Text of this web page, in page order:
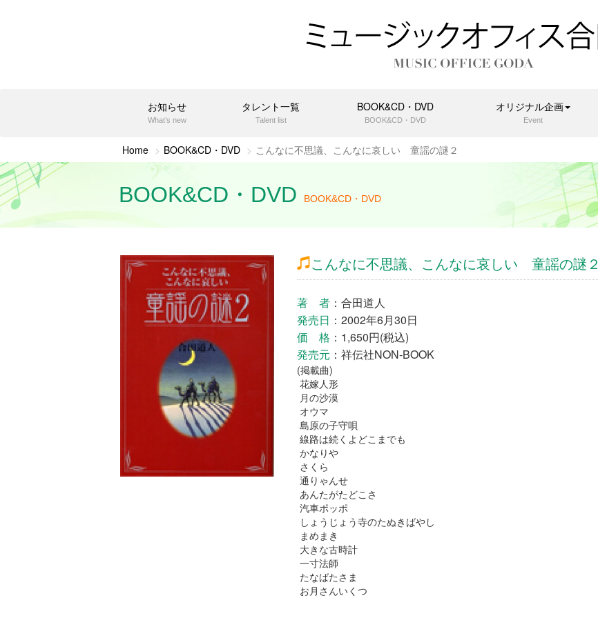
お知らせ
What’s new
タレント一覧
Talent list
BOOK&CD・DVD
BOOK&CD・DVD
オリジナル企画
Event
Home BOOK&CD・DVD こんなに不思議、こんなに哀しい 童謡の謎２
BOOK&CD・DVD BOOK&CD・DVD
こんなに不思議、こんなに哀しい 童謡の謎２
著 者：合田道人
発売日 ：2002年6月30日
価 格 ：1,650円(税込)
発売元 ：祥伝社NON-BOOK
(掲載曲)
花嫁人形
月の沙漠
オウマ
島原の子守唄
線路は続くよどこまでも
かなりや
さくら
通りゃんせ
あんたがたどこさ
汽車ポッポ
しょうじょう寺のたぬきばやし
まめまき
大きな古時計
一寸法師
たなばたさま
お月さんいくつ